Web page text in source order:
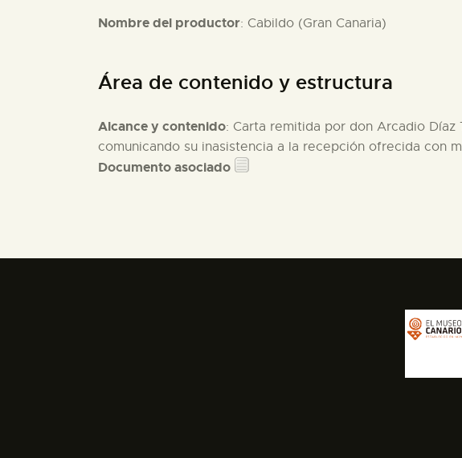
Nombre del productor: Cabildo (Gran Canaria)
Área de contenido y estructura
Alcance y contenido: Carta remitida por don Arcadio
comunicando su inasistencia a la recepción ofrecida con
Documento asociado